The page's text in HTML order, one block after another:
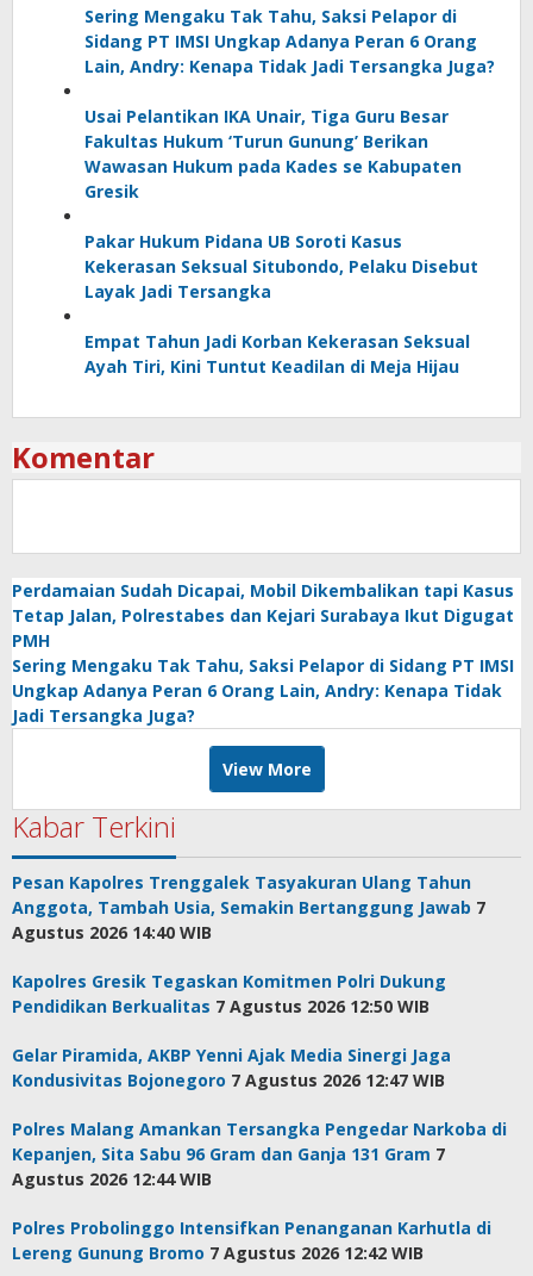
Sering Mengaku Tak Tahu, Saksi Pelapor di
Sidang PT IMSI Ungkap Adanya Peran 6 Orang
Lain, Andry: Kenapa Tidak Jadi Tersangka Juga?
Usai Pelantikan IKA Unair, Tiga Guru Besar
Fakultas Hukum ‘Turun Gunung’ Berikan
Wawasan Hukum pada Kades se Kabupaten
Gresik
Pakar Hukum Pidana UB Soroti Kasus
Kekerasan Seksual Situbondo, Pelaku Disebut
Layak Jadi Tersangka
Empat Tahun Jadi Korban Kekerasan Seksual
Ayah Tiri, Kini Tuntut Keadilan di Meja Hijau
Komentar
Perdamaian Sudah Dicapai, Mobil Dikembalikan tapi Kasus
Tetap Jalan, Polrestabes dan Kejari Surabaya Ikut Digugat
PMH
Sering Mengaku Tak Tahu, Saksi Pelapor di Sidang PT IMSI
Ungkap Adanya Peran 6 Orang Lain, Andry: Kenapa Tidak
Jadi Tersangka Juga?
View More
Kabar Terkini
Pesan Kapolres Trenggalek Tasyakuran Ulang Tahun
Anggota, Tambah Usia, Semakin Bertanggung Jawab 7
Agustus 2026 14:40 WIB
Kapolres Gresik Tegaskan Komitmen Polri Dukung
Pendidikan Berkualitas 7 Agustus 2026 12:50 WIB
Gelar Piramida, AKBP Yenni Ajak Media Sinergi Jaga
Kondusivitas Bojonegoro 7 Agustus 2026 12:47 WIB
Polres Malang Amankan Tersangka Pengedar Narkoba di
Kepanjen, Sita Sabu 96 Gram dan Ganja 131 Gram 7
Agustus 2026 12:44 WIB
Polres Probolinggo Intensifkan Penanganan Karhutla di
Lereng Gunung Bromo 7 Agustus 2026 12:42 WIB